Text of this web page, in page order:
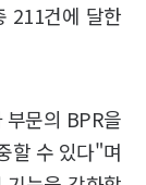
211건에 달한
문의 BPR을
할 수 있다"며